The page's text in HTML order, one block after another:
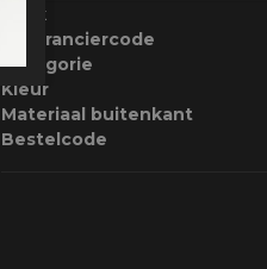
Merk
Leveranciercode
Categorie
Kleur
Materiaal buitenkant
Bestelcode